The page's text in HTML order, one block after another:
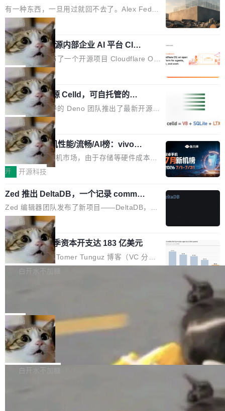
的帖子在 Reddit 火了
有一种东西，一旦用过就回不去了。Alex Fedos
eev 管它叫"软件设计的基石"。 他说的东西不新
鲜——代数数据类型（ADT），尤其是和类型
（sum type）。但他说清楚了一件事：这不是类
型系统的学术体操，是日常编码的思维方式。 文
章从一个简单的例子切入。一个网站的深色主题
设置，如果用布尔值 + 可空字段来表示——bool
ean 表示是否可切换，nullable 的默认模式、浅
色方案、深色方案——会产生大量无意义的组
合。方案缺了、配置冲突了、全 null 了。要知道
哪些组合有效，作者说，你得靠"文档、校验、或
者部落知识"。 换个写法。Rust 的 enum，两个
变体：Switchable...
局
Cloudflare 开源内部企业 AI 平台 Clou
dflare OS
Cloudflare 发布了一个开源项目 Cloudflare O
S。如果你只看官方博客，你会觉得这是又一
个"AI 知识库 + 聊天机器人"——每个大厂都在
做，没什么新鲜的。 但 Kenton Varda 在 Twitte
r 上把事情说清楚了： 今天我们发布了 Cloudfla
re OS，一个带连接器的聊天机器人，跟其他所
有科技公司做的一样。只不过，实际上它不一
样。这是 Sandstorm.io 的重制版，我十年前的
那个创业公司。不同的是，这次它构建在 Cloudf
lare Workers 上——我花了九年时间搭建的平台
——并且深度集成了 AI。这基本上是我十年秘密
计划的顶峰。 十年前，Ken...
局
Deno 团队开源 Celld，可自托管的分
布式 Durable Objects
Ryan Dahl 领导的 Deno 团队推出了最新开源项
目 Celld，一个能在自己机器上运行 Cloudflare
Workers 和 Durable Objects 的守护进程。 设
计思路很直接：每个对象是一个独立的 SQLite
数据库，按名称寻址，复制到你自己的 S3 兼容
存储库里。节点之间只通过这个存储库协调——
个小型数据库，应用天然按分片构建，单个数据
库的竞争和爆炸半径问题在设计层面就被消除
了。 闲置的 cell 会休眠到几乎不占资源。当 cel
l 迁移或唤醒时，新宿主从 S3 恢复 SQLite 数据
库继续执行。存储库是持久化的唯一真相...
局
鲁大师7月新机性能/流畅/AI榜：vivo夺
性能、流畅双第一，三星Galaxy Z系列
新折叠缺席
2026年7月的手机市场，由于存储等硬件成本暴
增，手机厂商的日子也不好过啊，新机速度明显
高价的三星折叠（三星Galaxy Z Fold8 Ultra / Z
Fold8 / Z Flip8）外，其余要么是中低端机器，
例如iQOO Z11i、REDMI Note 17、REDMI No
te 17 Pro、OPPO K15，要么是vivo X300 E这
样的次旗舰。 Galaxy Z Fold8 Ultra / Z Fold8 /
Z Flip8三款折叠屏新机均在7月22日发布，且全
部搭载骁龙8 Elite Gen5 for Galaxy，它们本该
开 开源科技
Zed 推出 DeltaDB，一个记录 commit
之间所有操作的版本控制系统
Zed 编辑器团队发布了新项目——DeltaDB，一
个在 git commit 之间记录每一次编辑操作的版
本控制系统。目前处于 Early Access 阶段。 De
ltaDB 的核心思路直接写在 landing page 最显
眼的位置：「Software is made between com
mits」——软件是在 commit 之间写出来的。git
是把这段空隙补上。 回退到任何一次编辑：Delt
aDB 捕获 commit 之间的每一次操作，...
局
SpaceXAI 单季资本开支达 183 亿美元
根据风险投资人Tomer Tunguz 博客（VC 分
析）披露的最新分析与第二季度业绩报告，Spac
微软同期总资本开支的四成。 与亚马逊、Alpha
bet、微软以及 Meta 等传统科技巨头相比，Spa
ceXAI的资金消耗速度尤为引人瞩目。然而，支
撑庞大支出的资金来源却呈现出截然不同的面
貌。数据显示，微软和 Meta 主要依托充沛的经
白开水不加糖
一个在终端里运行的编程 agent；Muse Spark
1.2，驱动这个 agent 的新模型。一句话概括：
你可以用 curl -fsSL https://dev.meta.ai/install.
sh | bash 安装一个能在大项目里自动规划、写
代码、验证结果的 AI 终端工具。 据介绍，Muse
局
美团开源 LoHoSearch，用知识图谱校
准 AI 能力认知
机器出题的前提，是让机器拥有全局视野。整个
构建流程可以分为四个环节：建图 → 控制难度
白开水不加糖